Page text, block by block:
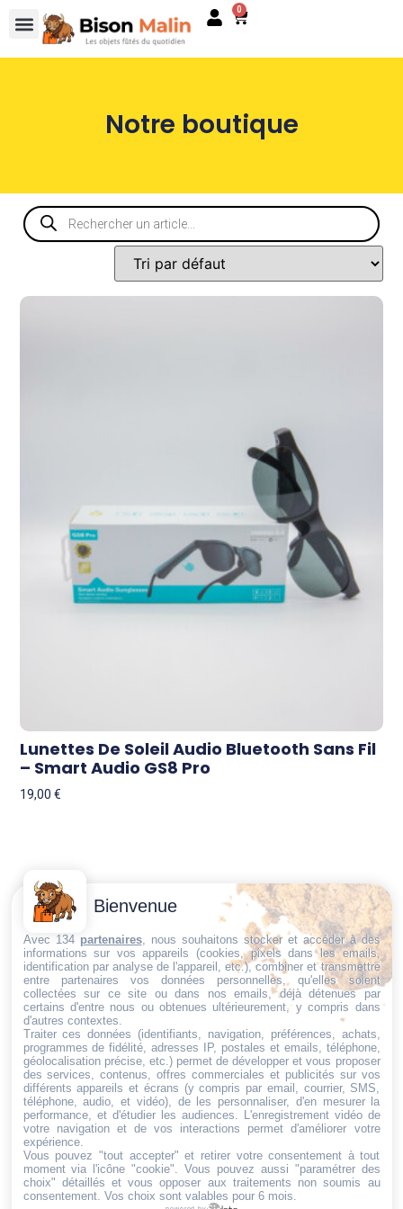
0
Notre boutique
Lunettes De Soleil Audio Bluetooth Sans Fil
– Smart Audio GS8 Pro
19,00€
Trouvez ce qu'il vous faut,
au bon endroit
Conditions
générales
de vente
Politique de
cookies
Politique de
confidentialité
Mentions
légales
Conditions de
retour et de
remboursement
Droit de
rétractation
Contactez-
Nous
Email:
dt@sasbms.fr
Bienvenue
Avec 134 partenaires, nous souhaitons stocker et accéder à des
informations sur vos appareils (cookies, pixels dans les emails,
identification par analyse de l'appareil, etc.), combiner et transmettre
entre partenaires vos données personnelles, qu'elles soient
collectées sur ce site ou dans nos emails, déjà détenues par
certains d'entre nous ou obtenues ultérieurement, y compris dans
d'autres contextes.
Traiter ces données (identifiants, navigation, préférences, achats,
programmes de fidélité, adresses IP, postales et emails, téléphone,
géolocalisation précise, etc.) permet de développer et vous proposer
des services, contenus, offres commerciales et publicités sur vos
différents appareils et écrans (y compris par email, courrier, SMS,
téléphone, audio, et vidéo), de les personnaliser, d'en mesurer la
performance, et d'étudier les audiences. L'enregistrement vidéo de
votre navigation et de vos interactions permet d'améliorer votre
expérience.
Vous pouvez "tout accepter" et retirer votre consentement à tout
moment via l'icône "cookie" . Vous pouvez aussi "paramétrer des
choix" détaillés et vous opposer aux traitements non soumis au
consentement. Vos choix sont valables pour 6 mois.